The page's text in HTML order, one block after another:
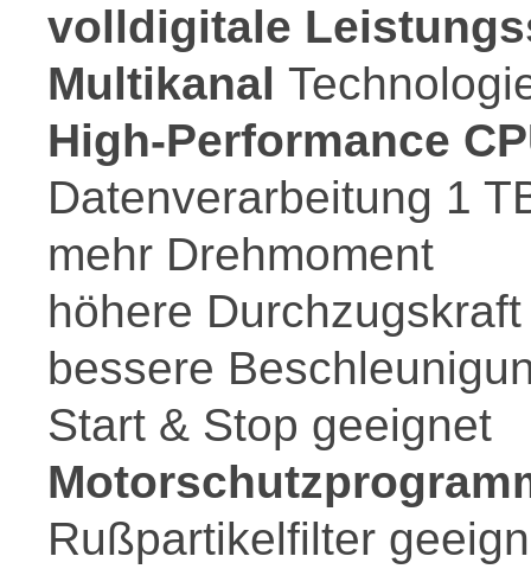
volldigitale
Multikanal
High-Performance
Datenverarbeitung 1
mehr Drehmoment
höhere Durchzugskraft
bessere
Start & Stop geeignet
Rußpartikelfilter